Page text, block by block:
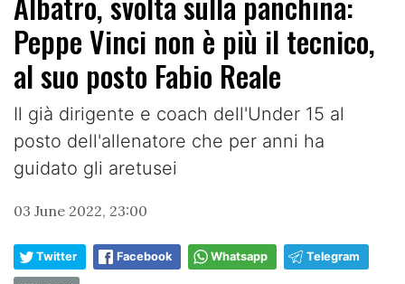
Peppe Vinci non è più il tecnico,
al suo posto Fabio Reale
Il già dirigente e coach dell'Under 15 al
posto dell'allenatore che per anni ha
guidato gli aretusei
03 June 2022, 23:00
Twitter Facebook Whatsapp Telegram